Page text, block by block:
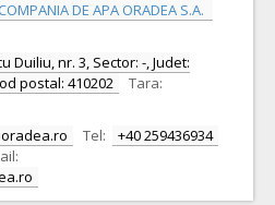
COMPANIA DE APA ORADEA S.A.
Duiliu, nr. 3, Sector: -, Judet:
postal: 410202
Tara:
Tel:
+40 259436934